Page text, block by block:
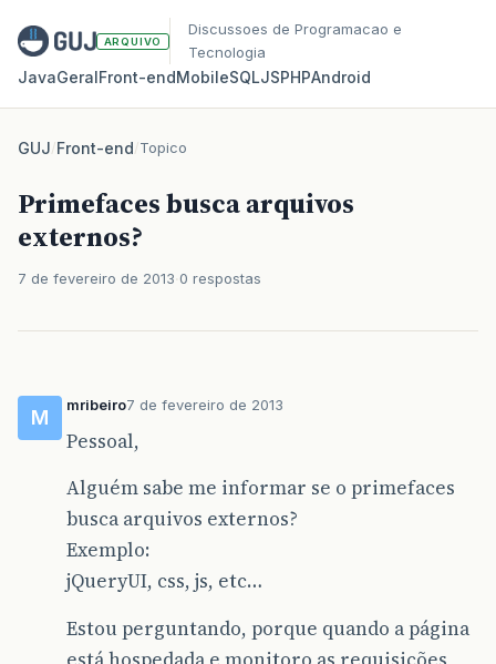
ARQUIVO
Discussoes de Programacao e
Tecnologia
JavaGeralFront‑endMobileSQLJSPHPAndroid
GUJ/Front-end/Topico
Primefaces busca arquivos
externos?
7 de fevereiro de 2013 0 respostas
M
mribeiro7 de fevereiro de 2013
Pessoal,
Alguém sabe me informar se o primefaces
busca arquivos externos?
Exemplo:
jQueryUI, css, js, etc…
Estou perguntando, porque quando a página